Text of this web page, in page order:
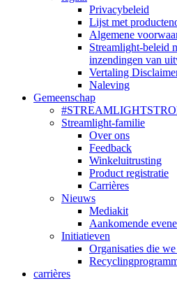
Privacybeleid
Lijst met
Algemene
Streamlight-beleid
inzendingen van
Vertaling
Naleving
Gemeenschap
Streamlight-familie
Over ons
Feedback
Winkeluitrusting
Product registratie
Carrières
Nieuws
Mediakit
Aankomende
Initiatieven
Organisaties die
carrières